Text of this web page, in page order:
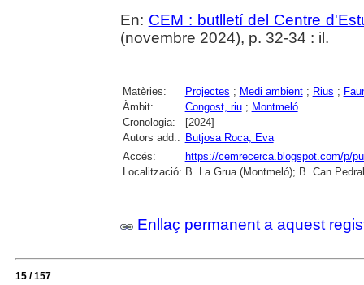
En: CEM : butlletí del Centre
(novembre 2024), p. 32-34 : il.
Matèries: Projectes ; Medi ambient; Rius ;
Àmbit:
Congost, riu; Montmeló
Cronologia:
[2024]
Autors add.: Butjosa Roca, Eva
Accés:
https://cemrecerca.blogspot.com/p/
Localització: B. La Grua (Montmeló); B. Can
Enllaç permanent a aquest
15 / 157